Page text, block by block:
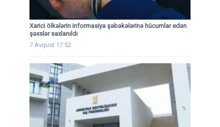
Xarici ölkələrin informasiya şəbəkələrinə hücumlar edən
şəxslər saxlanıldı
7 Avqust 17:52